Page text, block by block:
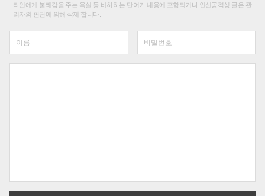
타인에게 불쾌감을 주는 욕설 등 비하하는 단어가 내용에 포함되거나 인신공격성 글은 관
리자의 판단에 의해 삭제 합니다.